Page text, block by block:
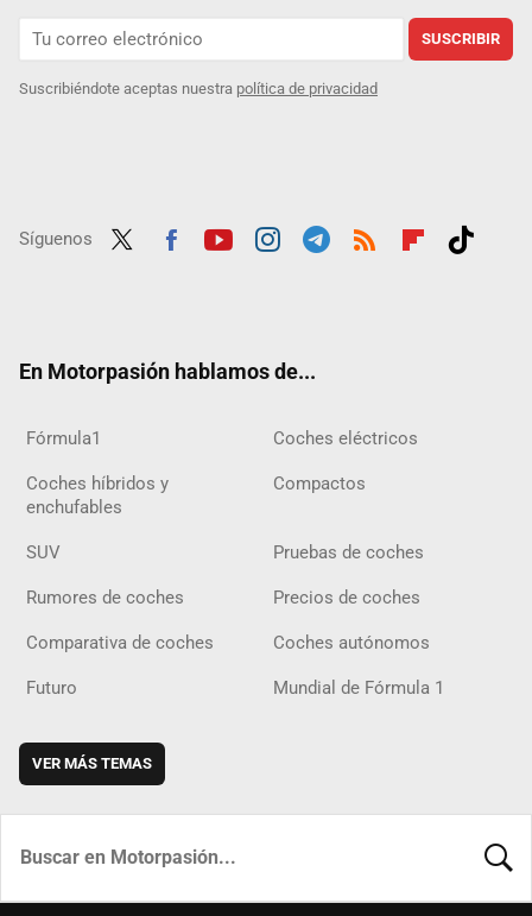
SUSCRIBIR
Suscribiéndote aceptas nuestra política de privacidad
Síguenos
En Motorpasión hablamos de...
Fórmula1 Coches eléctricos
Coches híbridos y
enchufables
Compactos
SUV Pruebas de coches
Rumores de coches Precios de coches
Comparativa de coches Coches autónomos
Futuro Mundial de Fórmula 1
VER MÁS TEMAS